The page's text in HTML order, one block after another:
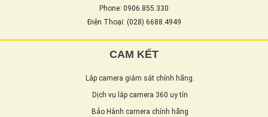
Phone: 0906.855.330
Điện Thoại: (028) 6688.4949
CAM KẾT
Lắp camera giám sát chính hãng.
Dịch vụ lắp camera 360 uy tín
Bảo Hành camera chính hãng